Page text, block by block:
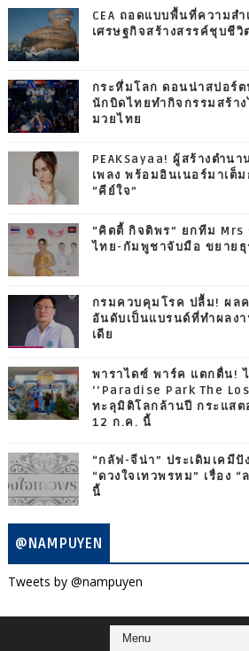
CEA ถอดแบบพื้นที่ความสำ
เศรษฐกิจสร้างสรรค์ชุบชี
กระหึ่มโลก ดอนน่าสปอร์
นักบิดไทยทำกิจกรรมสร้า
มวยไทย
PEAKSayaa! ผู้สร้างตำน
เพลง พร้อมอินเนอร์มาเต็
“คีย์ใจ”
“คิตตี้ กิจติพร” ยกทีม
ไทย-กัมพูชาจับมือ ขยายธุ
กรมควบคุมโรค ปลื้ม! ผล
อันดับเป็นแบรนด์ที่ทำผลง
เดีย
พาราไดซ์ พาร์ค แตกตื่น! ไ
‘‘Paradise Park The
ทะลุมิติโลกล้านปี กระแส
12 ก.ค. นี้
“กลัฟ-จีน่า” ประเดิมเคมีปั
“ดวงใจเทวพรหม” เรื่อง
นี้
@NAMPUYEN
Tweets by @nampuyen